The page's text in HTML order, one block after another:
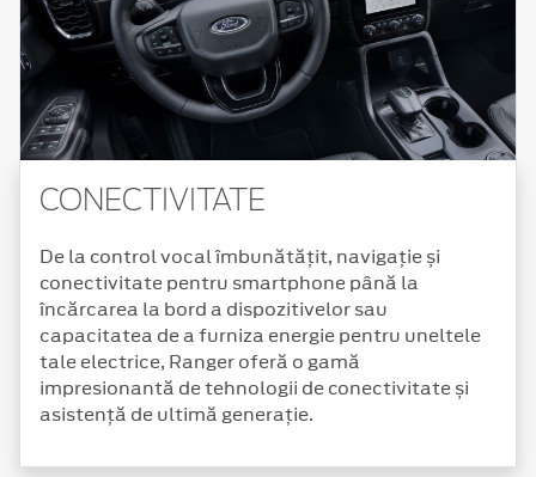
CONECTIVITATE
De la control vocal îmbunătățit, navigație și
conectivitate pentru smartphone până la
încărcarea la bord a dispozitivelor sau
capacitatea de a furniza energie pentru uneltele
tale electrice, Ranger oferă o gamă
impresionantă de tehnologii de conectivitate și
asistență de ultimă generație.